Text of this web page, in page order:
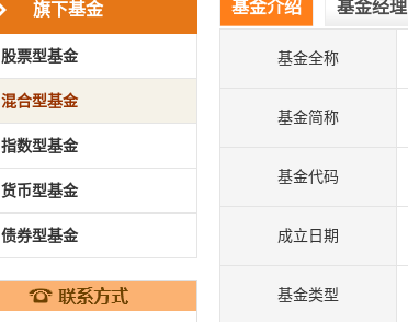
旗下基金
股票型基金
混合型基金
指数型基金
货币型基金
债券型基金
基金介绍 基金经理
基金全称
基金简称
基金代码
成立日期
基金类型